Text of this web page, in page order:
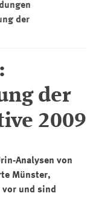
der
der
2009
Analysen von
Münster,
vor und sind